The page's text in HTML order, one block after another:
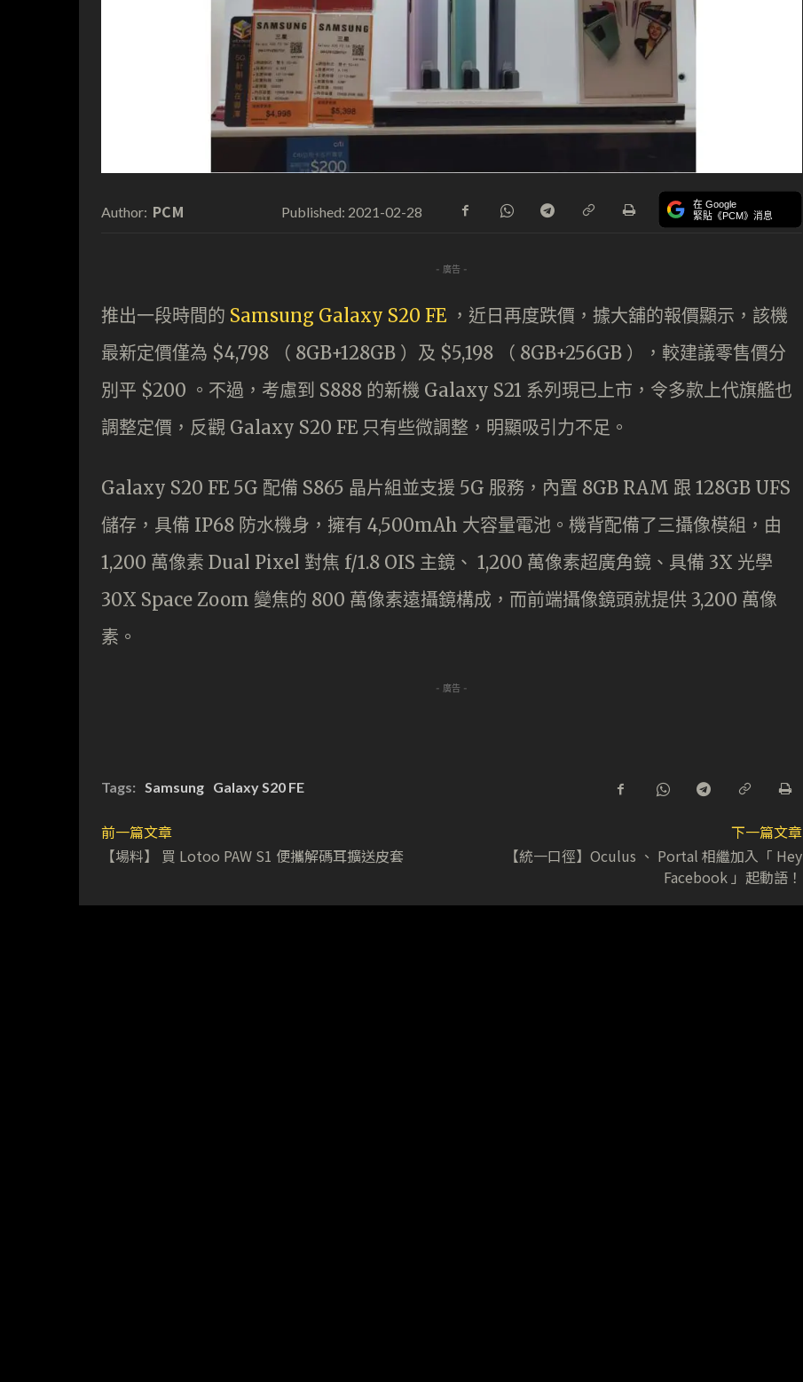
Author: PCM Published: 2021-02-28 在 Google
緊貼《PCM》消息
- 廣告 -
推出一段時間的 Samsung Galaxy S20 FE ，近日再度跌價，據大舖的報價顯示，該機
最新定價僅為 $4,798 （ 8GB+128GB ）及 $5,198 （ 8GB+256GB ），較建議零售價分
別平 $200 。不過，考慮到 S888 的新機 Galaxy S21 系列現已上市，令多款上代旗艦也
調整定價，反觀 Galaxy S20 FE 只有些微調整，明顯吸引力不足。
Galaxy S20 FE 5G 配備 S865 晶片組並支援 5G 服務，內置 8GB RAM 跟 128GB UFS
儲存，具備 IP68 防水機身，擁有 4,500mAh 大容量電池。機背配備了三攝像模組，由
1,200 萬像素 Dual Pixel 對焦 f/1.8 OIS 主鏡、 1,200 萬像素超廣角鏡、具備 3X 光學
30X Space Zoom 變焦的 800 萬像素遠攝鏡構成，而前端攝像鏡頭就提供 3,200 萬像
素。
- 廣告 -
Tags: Samsung Galaxy S20 FE
前一篇文章
【場料】 買 Lotoo PAW S1 便攜解碼耳擴送皮套
下一篇文章
【統一口徑】Oculus 、 Portal 相繼加入「 Hey
Facebook 」起動語！